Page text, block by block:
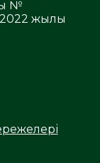
№
жылы